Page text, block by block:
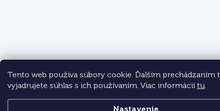
Tento web používa súbory cookie. Ďalším prechádzaním
vyjadrujete súhlas s ich používaním. Viac informácií tu.
Nastavenie